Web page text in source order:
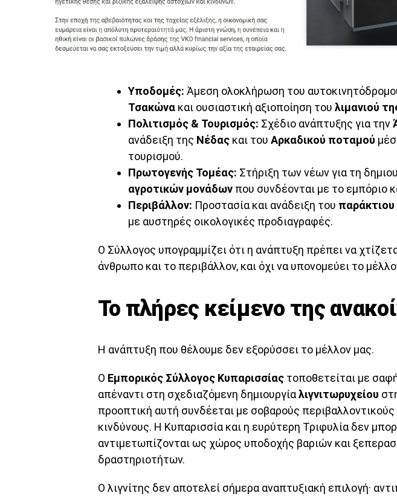
Υποδομές: Άμεση ολοκλήρωση του
Τσακώνα και ουσιαστική αξιοποίηση του λιμανιού
Πολιτισμός & Τουρισμός: Σχέδιο ανάπτυξης για την
ανάδειξη της Νέδας και του Αρκαδικού ποταμού
τουρισμού.
Πρωτογενής Τομέας: Στήριξη των νέων για τη
αγροτικών μονάδων που συνδέονται με το εμπόριο
Περιβάλλον: Προστασία και ανάδειξη του
με αυστηρές οικολογικές προδιαγραφές.
Ο Σύλλογος υπογραμμίζει ότι η ανάπτυξη πρέπει να
άνθρωπο και το περιβάλλον, και όχι να υπονομεύει το
Το πλήρες κείμενο της
Η ανάπτυξη που θέλουμε δεν εξορύσσει το μέλλον μας.
Ο Εμπορικός Σύλλογος Κυπαρισσίας τοποθετείται με
απέναντι στη σχεδιαζόμενη δημιουργίαλιγνιτωρυχείου
προοπτική αυτή συνδέεται με σοβαρούς περιβαλλοντικούς
κινδύνους. Η Κυπαρισσία και η ευρύτερη Τριφυλία δεν
αντιμετωπίζονται ως χώρος υποδοχής βαριών και
δραστηριοτήτων.
Ο λιγνίτης δεν αποτελεί σήμερα αναπτυξιακή επιλογή·